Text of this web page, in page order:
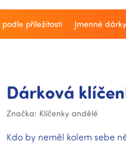
podle příležitosti Jmenné dárky
Dárková
Značka: Klíčenky andělé
Kdo by neměl kolem sebe